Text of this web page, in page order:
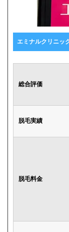
エミナルクリニッ
総合評価
脱毛実績
脱毛料金